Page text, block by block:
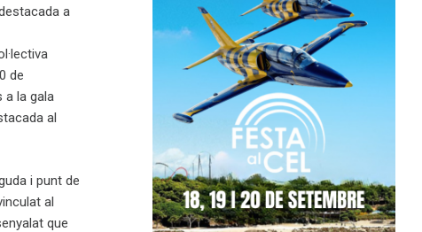
a
de
la gala
al
i punt de
al
que